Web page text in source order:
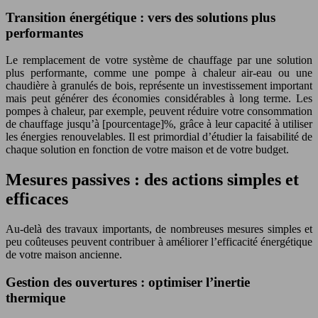
Transition énergétique : vers des solutions plus
performantes
Le remplacement de votre système de chauffage par une solution
plus performante, comme une pompe à chaleur air-eau ou une
chaudière à granulés de bois, représente un investissement important
mais peut générer des économies considérables à long terme. Les
pompes à chaleur, par exemple, peuvent réduire votre consommation
de chauffage jusqu’à [pourcentage]%, grâce à leur capacité à utiliser
les énergies renouvelables. Il est primordial d’étudier la faisabilité de
chaque solution en fonction de votre maison et de votre budget.
Mesures passives : des actions simples et
efficaces
Au-delà des travaux importants, de nombreuses mesures simples et
peu coûteuses peuvent contribuer à améliorer l’efficacité énergétique
de votre maison ancienne.
Gestion des ouvertures : optimiser l’inertie
thermique